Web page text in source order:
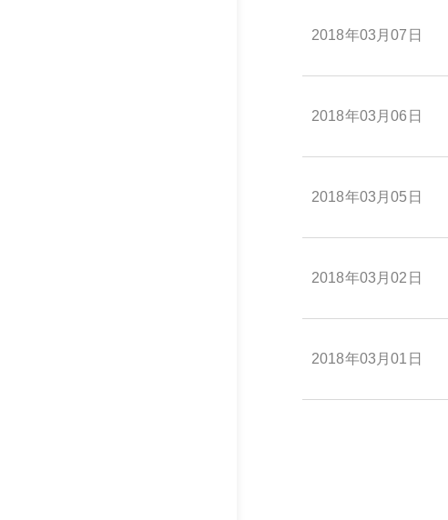
2018年03月07日
2018年03月06日
2018年03月05日
2018年03月02日
2018年03月01日